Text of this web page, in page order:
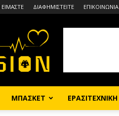
ΕΙΜΑΣΤΕ ΔΙΑΦΗΜΙΣΤΕΙΤΕ ΕΠΙΚΟΙΝΩΝΙΑ
ΜΠΑΣΚΕΤ ΕΡΑΣΙΤΕΧΝΙΚΗ